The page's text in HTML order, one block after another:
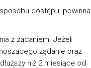
dostępu, powinna
z żądaniem. Jeżeli
żądanie oraz
niż 2 miesiące od